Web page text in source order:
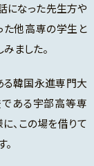
になった先生方や
他高専の学生と
ました。
韓国永進専門大
ある宇部高等専
、この場を借りて